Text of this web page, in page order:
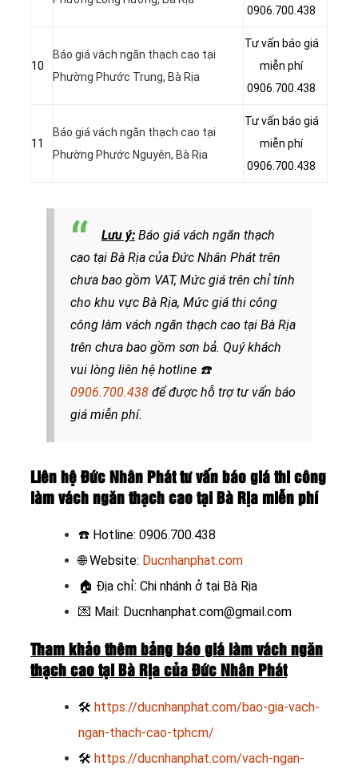
0906.700.438
10
Báo giá vách ngăn thạch cao tại
Phường Phước Trung, Bà Rịa
Tư vấn báo giá
miễn phí
0906.700.438
11
Báo giá vách ngăn thạch cao tại
Phường Phước Nguyên, Bà Rịa
Tư vấn báo giá
miễn phí
0906.700.438
Lưu ý: Báo giá vách ngăn thạch
cao tại Bà Rịa của Đức Nhân Phát trên
chưa bao gồm VAT, Mức giá trên chỉ tính
cho khu vực Bà Rịa, Mức giá thi công
công làm vách ngăn thạch cao tại Bà Rịa
trên chưa bao gồm sơn bả. Quý khách
vui lòng liên hệ hotline ☎️
0906.700.438 để được hỗ trợ tư vấn báo
giá miễn phí.
Liên hệ Đức Nhân Phát tư vấn báo giá thi công
làm vách ngăn thạch cao tại Bà Rịa miễn phí
☎️ Hotline: 0906.700.438
🌐 Website: Ducnhanphat.com
🏠 Địa chỉ: Chi nhánh ở tại Bà Rịa
💌 Mail: Ducnhanphat.com@gmail.com
Tham khảo thêm bảng báo giá làm vách ngăn
thạch cao tại Bà Rịa của Đức Nhân Phát
🛠 https://ducnhanphat.com/bao-gia-vach-
ngan-thach-cao-tphcm/
🛠 https://ducnhanphat.com/vach-ngan-